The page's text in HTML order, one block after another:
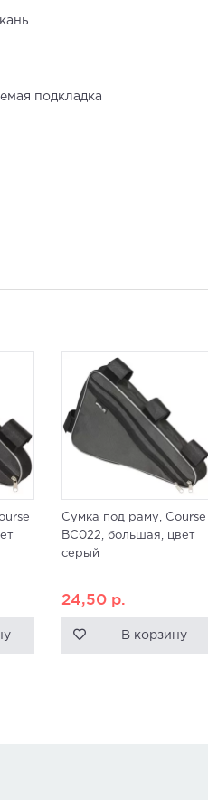
подкладка
Сумка под раму, Course
ВС022, большая, цвет
серый
24,50 р.
В корзину